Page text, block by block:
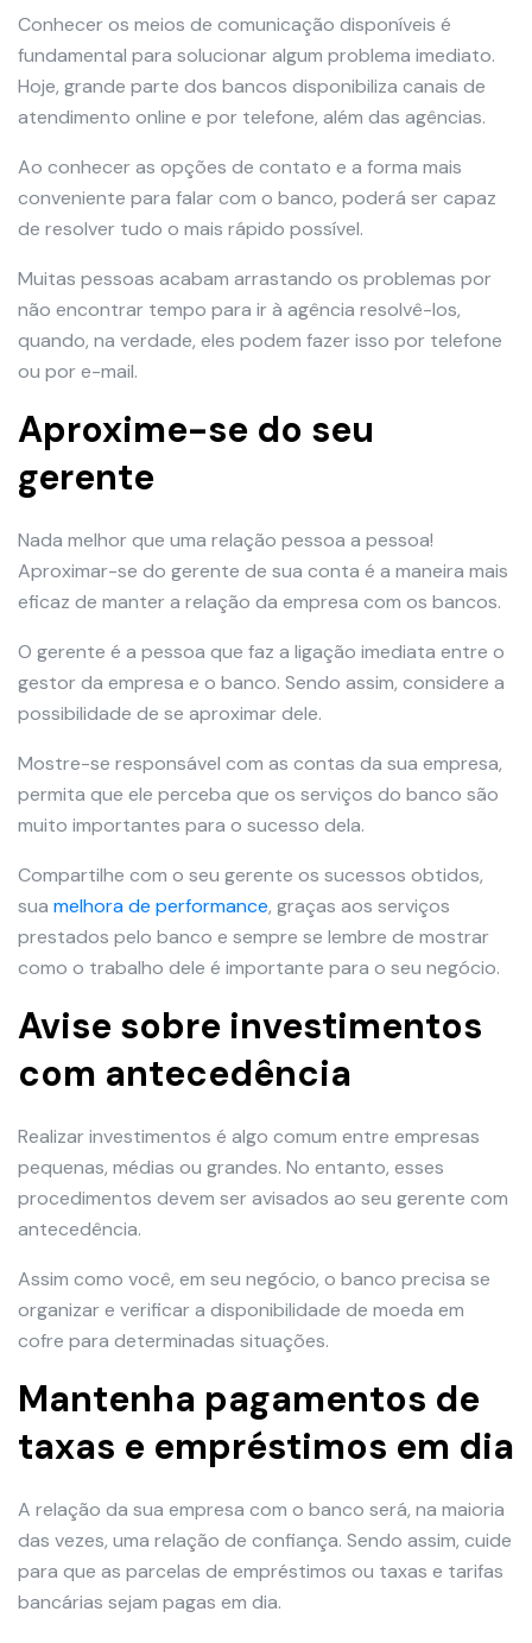
Conhecer os meios de comunicação disponíveis é
fundamental para solucionar algum problema imediato.
Hoje, grande parte dos bancos disponibiliza canais de
atendimento online e por telefone, além das agências.
Ao conhecer as opções de contato e a forma mais
conveniente para falar com o banco, poderá ser capaz
de resolver tudo o mais rápido possível.
Muitas pessoas acabam arrastando os problemas por
não encontrar tempo para ir à agência resolvê-los,
quando, na verdade, eles podem fazer isso por telefone
ou por e-mail.
Aproxime-se do seu
gerente
Nada melhor que uma relação pessoa a pessoa!
Aproximar-se do gerente de sua conta é a maneira mais
eficaz de manter a relação da empresa com os bancos.
O gerente é a pessoa que faz a ligação imediata entre o
gestor da empresa e o banco. Sendo assim, considere a
possibilidade de se aproximar dele.
Mostre-se responsável com as contas da sua empresa,
permita que ele perceba que os serviços do banco são
muito importantes para o sucesso dela.
Compartilhe com o seu gerente os sucessos obtidos,
sua melhora de performance, graças aos serviços
prestados pelo banco e sempre se lembre de mostrar
como o trabalho dele é importante para o seu negócio.
Avise sobre investimentos
com antecedência
Realizar investimentos é algo comum entre empresas
pequenas, médias ou grandes. No entanto, esses
procedimentos devem ser avisados ao seu gerente com
antecedência.
Assim como você, em seu negócio, o banco precisa se
organizar e verificar a disponibilidade de moeda em
cofre para determinadas situações.
Mantenha pagamentos de
taxas e empréstimos em dia
A relação da sua empresa com o banco será, na maioria
das vezes, uma relação de confiança. Sendo assim, cuide
para que as parcelas de empréstimos ou taxas e tarifas
bancárias sejam pagas em dia.